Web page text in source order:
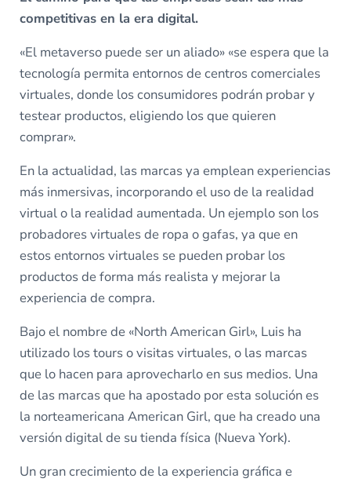
competitivas en la era digital.
«El metaverso puede ser un aliado» «se espera que la
tecnología permita entornos de centros comerciales
virtuales, donde los consumidores podrán probar y
testear productos, eligiendo los que quieren
comprar».
En la actualidad, las marcas ya emplean experiencias
más inmersivas, incorporando el uso de la realidad
virtual o la realidad aumentada. Un ejemplo son los
probadores virtuales de ropa o gafas, ya que en
estos entornos virtuales se pueden probar los
productos de forma más realista y mejorar la
experiencia de compra.
Bajo el nombre de «North American Girl», Luis ha
utilizado los tours o visitas virtuales, o las marcas
que lo hacen para aprovecharlo en sus medios. Una
de las marcas que ha apostado por esta solución es
la norteamericana American Girl, que ha creado una
versión digital de su tienda física (Nueva York).
Un gran crecimiento de la experiencia gráfica e